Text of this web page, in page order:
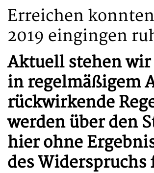
Erreichen
2019 eingingen
Aktuell stehen
in regelmäßigem
rückwirkende
werden über den
hier ohne
des Widerspruchs